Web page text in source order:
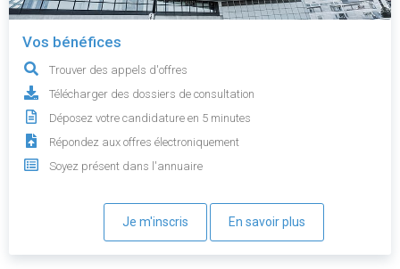
Vos bénéfices
Trouver des appels d'offres
Télécharger des dossiers de consultation
Déposez votre candidature en 5 minutes
Répondez aux offres électroniquement
Soyez présent dans l'annuaire
Je m'inscris En savoir plus